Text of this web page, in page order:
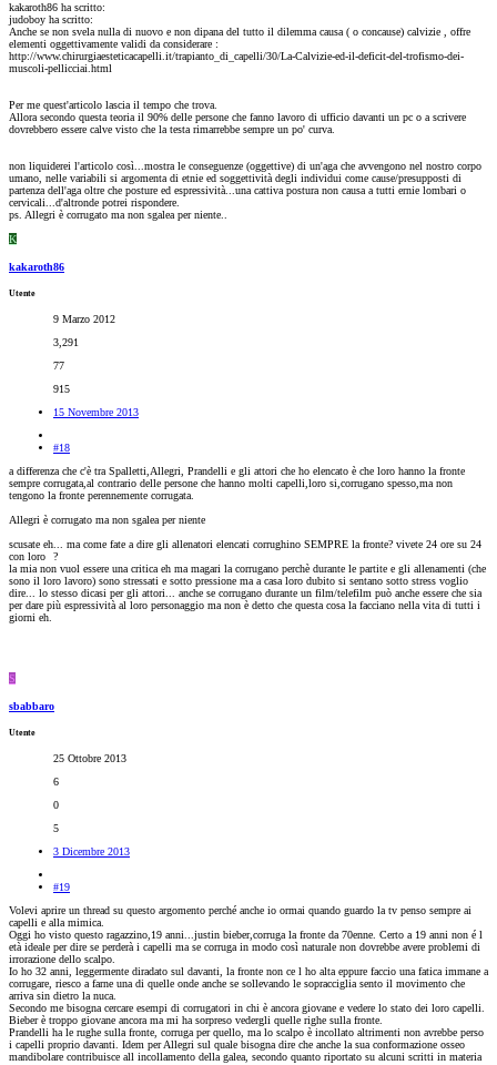
kakaroth86 ha scritto:
judoboy ha scritto:
Anche se non svela nulla di nuovo e non dipana del tutto il dilemma causa ( o concause) calvizie , offre
elementi oggettivamente validi da considerare :
http://www.chirurgiaesteticacapelli.it/trapianto_di_capelli/30/La-Calvizie-ed-il-deficit-del-trofismo-dei-
muscoli-pellicciai.html
Per me quest'articolo lascia il tempo che trova.
Allora secondo questa teoria il 90% delle persone che fanno lavoro di ufficio davanti un pc o a scrivere
dovrebbero essere calve visto che la testa rimarrebbe sempre un po' curva.
non liquiderei l'articolo così...mostra le conseguenze (oggettive) di un'aga che avvengono nel nostro corpo
umano, nelle variabili si argomenta di etnie ed soggettività degli individui come cause/presupposti di
partenza dell'aga oltre che posture ed espressività...una cattiva postura non causa a tutti ernie lombari o
cervicali...d'altronde potrei rispondere.
ps. Allegri è corrugato ma non sgalea per niente..
K
kakaroth86
Utente
9 Marzo 2012
3,291
77
915
15 Novembre 2013
#18
a differenza che c'è tra Spalletti,Allegri, Prandelli e gli attori che ho elencato è che loro hanno la fronte
sempre corrugata,al contrario delle persone che hanno molti capelli,loro si,corrugano spesso,ma non
tengono la fronte perennemente corrugata.
Allegri è corrugato ma non sgalea per niente
scusate eh... ma come fate a dire gli allenatori elencati corrughino SEMPRE la fronte? vivete 24 ore su 24
con loro
?
la mia non vuol essere una critica eh ma magari la corrugano perchè durante le partite e gli allenamenti (che
sono il loro lavoro) sono stressati e sotto pressione ma a casa loro dubito si sentano sotto stress voglio
dire... lo stesso dicasi per gli attori... anche se corrugano durante un film/telefilm può anche essere che sia
per dare più espressività al loro personaggio ma non è detto che questa cosa la facciano nella vita di tutti i
giorni eh.
S
sbabbaro
Utente
25 Ottobre 2013
6
0
5
3 Dicembre 2013
#19
Volevi aprire un thread su questo argomento perché anche io ormai quando guardo la tv penso sempre ai
capelli e alla mimica.
Oggi ho visto questo ragazzino,19 anni...justin bieber,corruga la fronte da 70enne. Certo a 19 anni non é l
età ideale per dire se perderà i capelli ma se corruga in modo così naturale non dovrebbe avere problemi di
irrorazione dello scalpo.
Io ho 32 anni, leggermente diradato sul davanti, la fronte non ce l ho alta eppure faccio una fatica immane a
corrugare, riesco a farne una di quelle onde anche se sollevando le sopracciglia sento il movimento che
arriva sin dietro la nuca.
Secondo me bisogna cercare esempi di corrugatori in chi è ancora giovane e vedere lo stato dei loro capelli.
Bieber è troppo giovane ancora ma mi ha sorpreso vedergli quelle righe sulla fronte.
Prandelli ha le rughe sulla fronte, corruga per quello, ma lo scalpo è incollato altrimenti non avrebbe perso
i capelli proprio davanti. Idem per Allegri sul quale bisogna dire che anche la sua conformazione osseo
mandibolare contribuisce all incollamento della galea, secondo quanto riportato su alcuni scritti in materia